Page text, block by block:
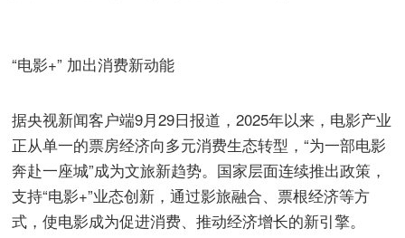
“电影+” 加出消费新动能
据央视新闻客户端9月29日报道，2025年以来，电影产业
正从单一的票房经济向多元消费生态转型，“为一部电影
奔赴一座城”成为文旅新趋势。国家层面连续推出政策，
支持“电影+”业态创新，通过影旅融合、票根经济等方
式，使电影成为促进消费、推动经济增长的新引擎。